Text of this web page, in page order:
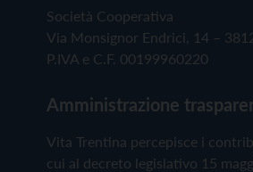
Società Cooperativa
Via Monsignor Endrici, 14 –
P.IVA e C.F. 00199960220
Amministrazione
Vita Trentina percepisce i
cui al decreto legislativo 15